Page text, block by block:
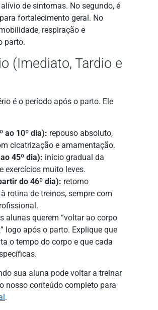
de sintomas. No segundo, é
fortalecimento geral. No
respiração e
parto.
(Imediato, Tardio e
é o período após o parto. Ele
ao 10º dia): repouso absoluto,
cicatrização e amamentação.
45º dia): início gradual da
exercícios muito leves.
do 46º dia): retorno
rotina de treinos, sempre com
alunas querem “voltar ao corpo
logo após o parto. Explique que
o tempo do corpo e que cada
sua aluna pode voltar a treinar
nosso conteúdo completo para
.